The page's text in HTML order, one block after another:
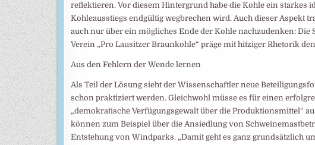
reflektieren. Vor diesem Hintergrund habe die Kohle ein starkes
Kohleausstiegs endgültig wegbrechen wird. Auch dieser Aspekt
auch nur über ein mögliches Ende der Kohle nachzudenken:
Verein „Pro Lausitzer Braunkohle“ präge mit hitziger Rhetorik
Aus den Fehlern der Wende lernen
Als Teil der Lösung sieht der Wissenschaftler neue
schon praktiziert werden. Gleichwohl müsse es für einen
„demokratische Verfügungsgewalt über die Produktionsmittel“
können zum Beispiel über die Ansiedlung von
Entstehung von Windparks. „Damit geht es ganz grundsätzlich